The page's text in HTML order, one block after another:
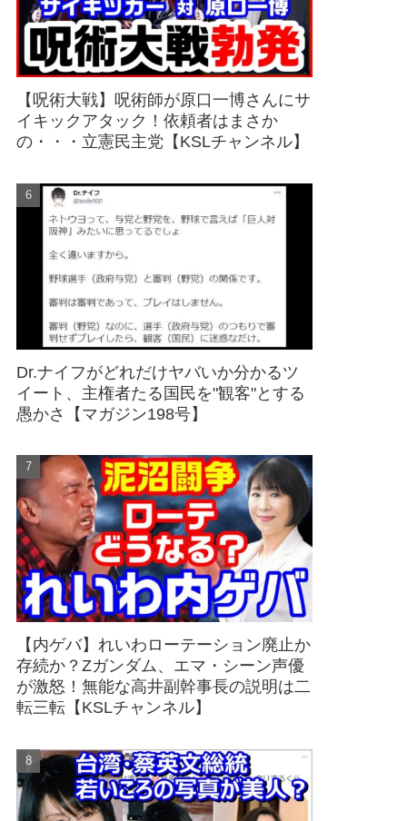
【呪術大戦】呪術師が原口一博さんにサ
イキックアタック！依頼者はまさか
の・・・立憲民主党【KSLチャンネル】
Dr.ナイフがどれだけヤバいか分かるツ
イート、主権者たる国民を"観客"とする
愚かさ【マガジン198号】
【内ゲバ】れいわローテーション廃止か
存続か？Zガンダム、エマ・シーン声優
が激怒！無能な高井副幹事長の説明は二
転三転【KSLチャンネル】